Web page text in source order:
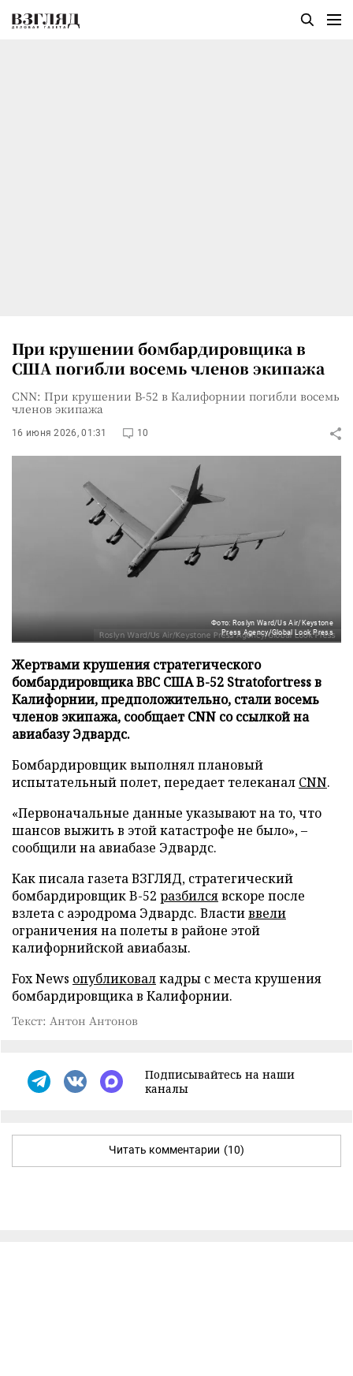
При крушении бомбардировщика в
США погибли восемь членов экипажа
CNN: При крушении B-52 в Калифорнии погибли восемь
членов экипажа
16 июня 2026, 01:31 10
Фото: Roslyn Ward/Us Air/Keystone
Press Agency/Global Look Press
Жертвами крушения стратегического
бомбардировщика ВВС США B-52 Stratofortress в
Калифорнии, предположительно, стали восемь
членов экипажа, сообщает CNN со ссылкой на
авиабазу Эдвардс.
Бомбардировщик выполнял плановый
испытательный полет, передает телеканал CNN.
«Первоначальные данные указывают на то, что
шансов выжить в этой катастрофе не было», –
сообщили на авиабазе Эдвардс.
Как писала газета ВЗГЛЯД, стратегический
бомбардировщик B-52 разбилсявскоре после
взлета с аэродрома Эдвардс. Властиввели
ограничения на полеты в районе этой
калифорнийской авиабазы.
Fox News опубликовалкадры с места крушения
бомбардировщика в Калифорнии.
Текст: Антон Антонов
Подписывайтесь на наши
каналы
Читать комментарии (10)